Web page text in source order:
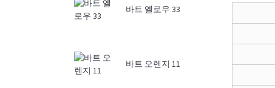
바트 옐로우 33
바트 오렌지 11